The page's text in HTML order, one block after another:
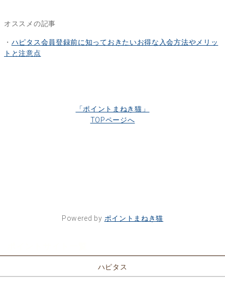
オススメの記事
・ ハピタス会員登録前に知っておきたいお得な入会方法やメリッ
トと注意点
「ポイントまねき猫」
TOPページへ
Powered by ポイントまねき猫
ハピタス